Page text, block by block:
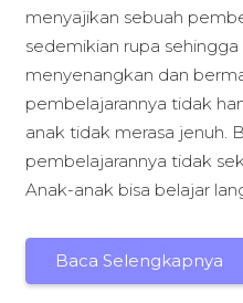
menyajikan sebuah
sedemikian rupa
menyenangkan dan
pembelajarannya tidak
anak tidak merasa jenuh.
pembelajarannya tidak
Anak-anak bisa belajar
Baca Selengkapnya